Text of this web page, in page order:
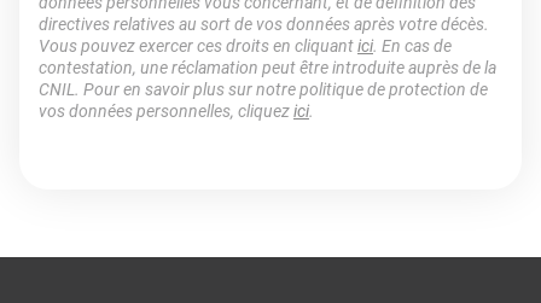
directives relatives au sort de vos données après votre décès.
Vous pouvez exercer ces droits en cliquantici. En cas de
contestation, une réclamation peut être introduite auprès de la
CNIL. Pour en savoir plus sur notre politique de protection de
vos données personnelles, cliquezici.